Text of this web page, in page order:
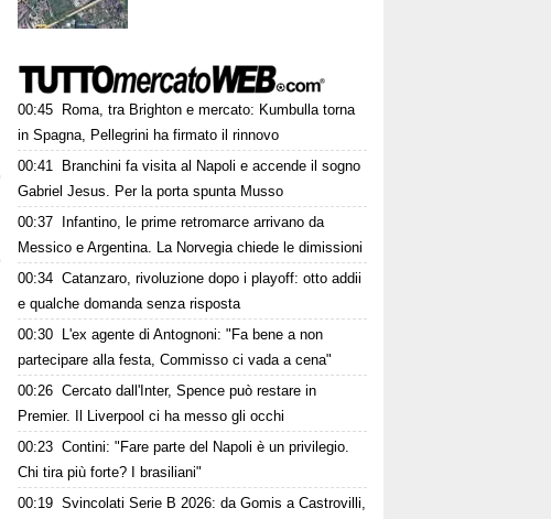
00:45
Roma, tra Brighton e mercato: Kumbulla torna
in Spagna, Pellegrini ha firmato il rinnovo
00:41
Branchini fa visita al Napoli e accende il sogno
Gabriel Jesus. Per la porta spunta Musso
00:37
Infantino, le prime retromarce arrivano da
Messico e Argentina. La Norvegia chiede le dimissioni
00:34 Catanzaro, rivoluzione dopo i playoff: otto addii
e qualche domanda senza risposta
00:30
L'ex agente di Antognoni: "Fa bene a non
partecipare alla festa, Commisso ci vada a cena"
00:26 Cercato dall'Inter, Spence può restare in
Premier. Il Liverpool ci ha messo gli occhi
00:23 Contini: "Fare parte del Napoli è un privilegio.
Chi tira più forte? I brasiliani"
00:19 Svincolati Serie B 2026: da Gomis a Castrovilli,